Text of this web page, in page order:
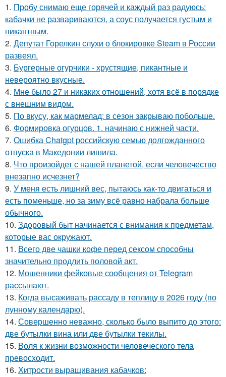
1. Пробу снимаю еще горячей и каждый раз радуюсь:
кабачки не развариваются, а соус получается густым и
пикантным.
2. Депутат Горелкин слухи о блокировке Steam в России
развеял.
3. Бургерные огурчики - хрустящие, пикантные и
невероятно вкусные.
4. Мне было 27 и никаких отношений, хотя всё в порядке
с внешним видом.
5. По вкусу, как мармелад: в сезон закрываю побольше.
6. Формировка огурцов. 1. начинаю с нижней части.
7. Ошибка Chatgpt российскую семью долгожданного
отпуска в Македонии лишила.
8. Что произойдет с нашей планетой, если человечество
внезапно исчезнет?
9. У меня есть лишний вес, пытаюсь как-то двигаться и
есть поменьше, но за зиму всё равно набрала больше
обычного.
10. Здоровый быт начинается с внимания к предметам,
которые вас окружают.
11. Всего две чашки кофе перед сексом способны
значительно продлить половой акт.
12. Мошенники фейковые сообщения от Telegram
рассылают.
13. Когда высаживать рассаду в теплицу в 2026 году (по
лунному календарю).
14. Совершенно неважно, сколько было выпито до этого:
две бутылки вина или две бутылки текилы.
15. Воля к жизни возможности человеческого тела
превосходит.
16. Хитрости выращивания кабачков: